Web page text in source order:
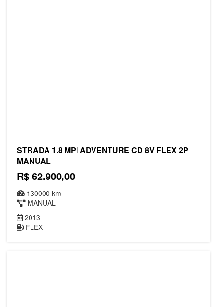
STRADA 1.8 MPI ADVENTURE CD 8V FLEX 2P
MANUAL
R$ 62.900,00
130000 km
MANUAL
2013
FLEX